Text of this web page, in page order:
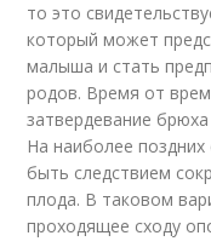
то это
который может
малыша и стать
родов. Время от
затвердевание
На наиболее
быть следствием
плода. В таковом
проходящее сходу